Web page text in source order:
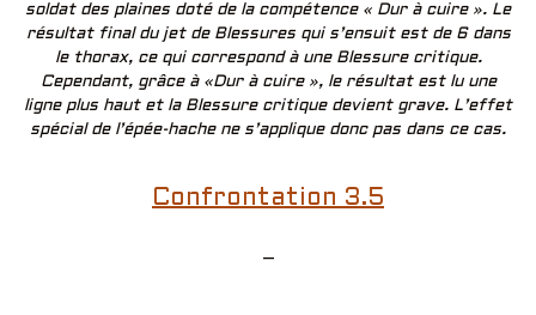
soldat des plaines doté de la compétence « Dur à cuire ». Le
résultat final du jet de Blessures qui s’ensuit est de 6 dans
le thorax, ce qui correspond à une Blessure critique.
Cependant, grâce à «Dur à cuire », le résultat est lu une
ligne plus haut et la Blessure critique devient grave. L’effet
spécial de l’épée-hache ne s’applique donc pas dans ce cas.
Confrontation 3.5
–